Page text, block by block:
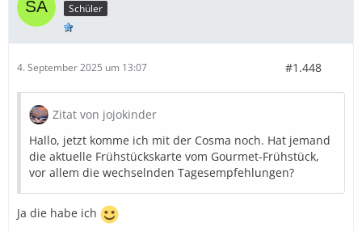
Schüler
4. September 2025 um 13:07 #1.448
Zitat von jojokinder
Hallo, jetzt komme ich mit der Cosma noch. Hat jemand
die aktuelle Frühstückskarte vom Gourmet-Frühstück,
vor allem die wechselnden Tagesempfehlungen?
Ja die habe ich